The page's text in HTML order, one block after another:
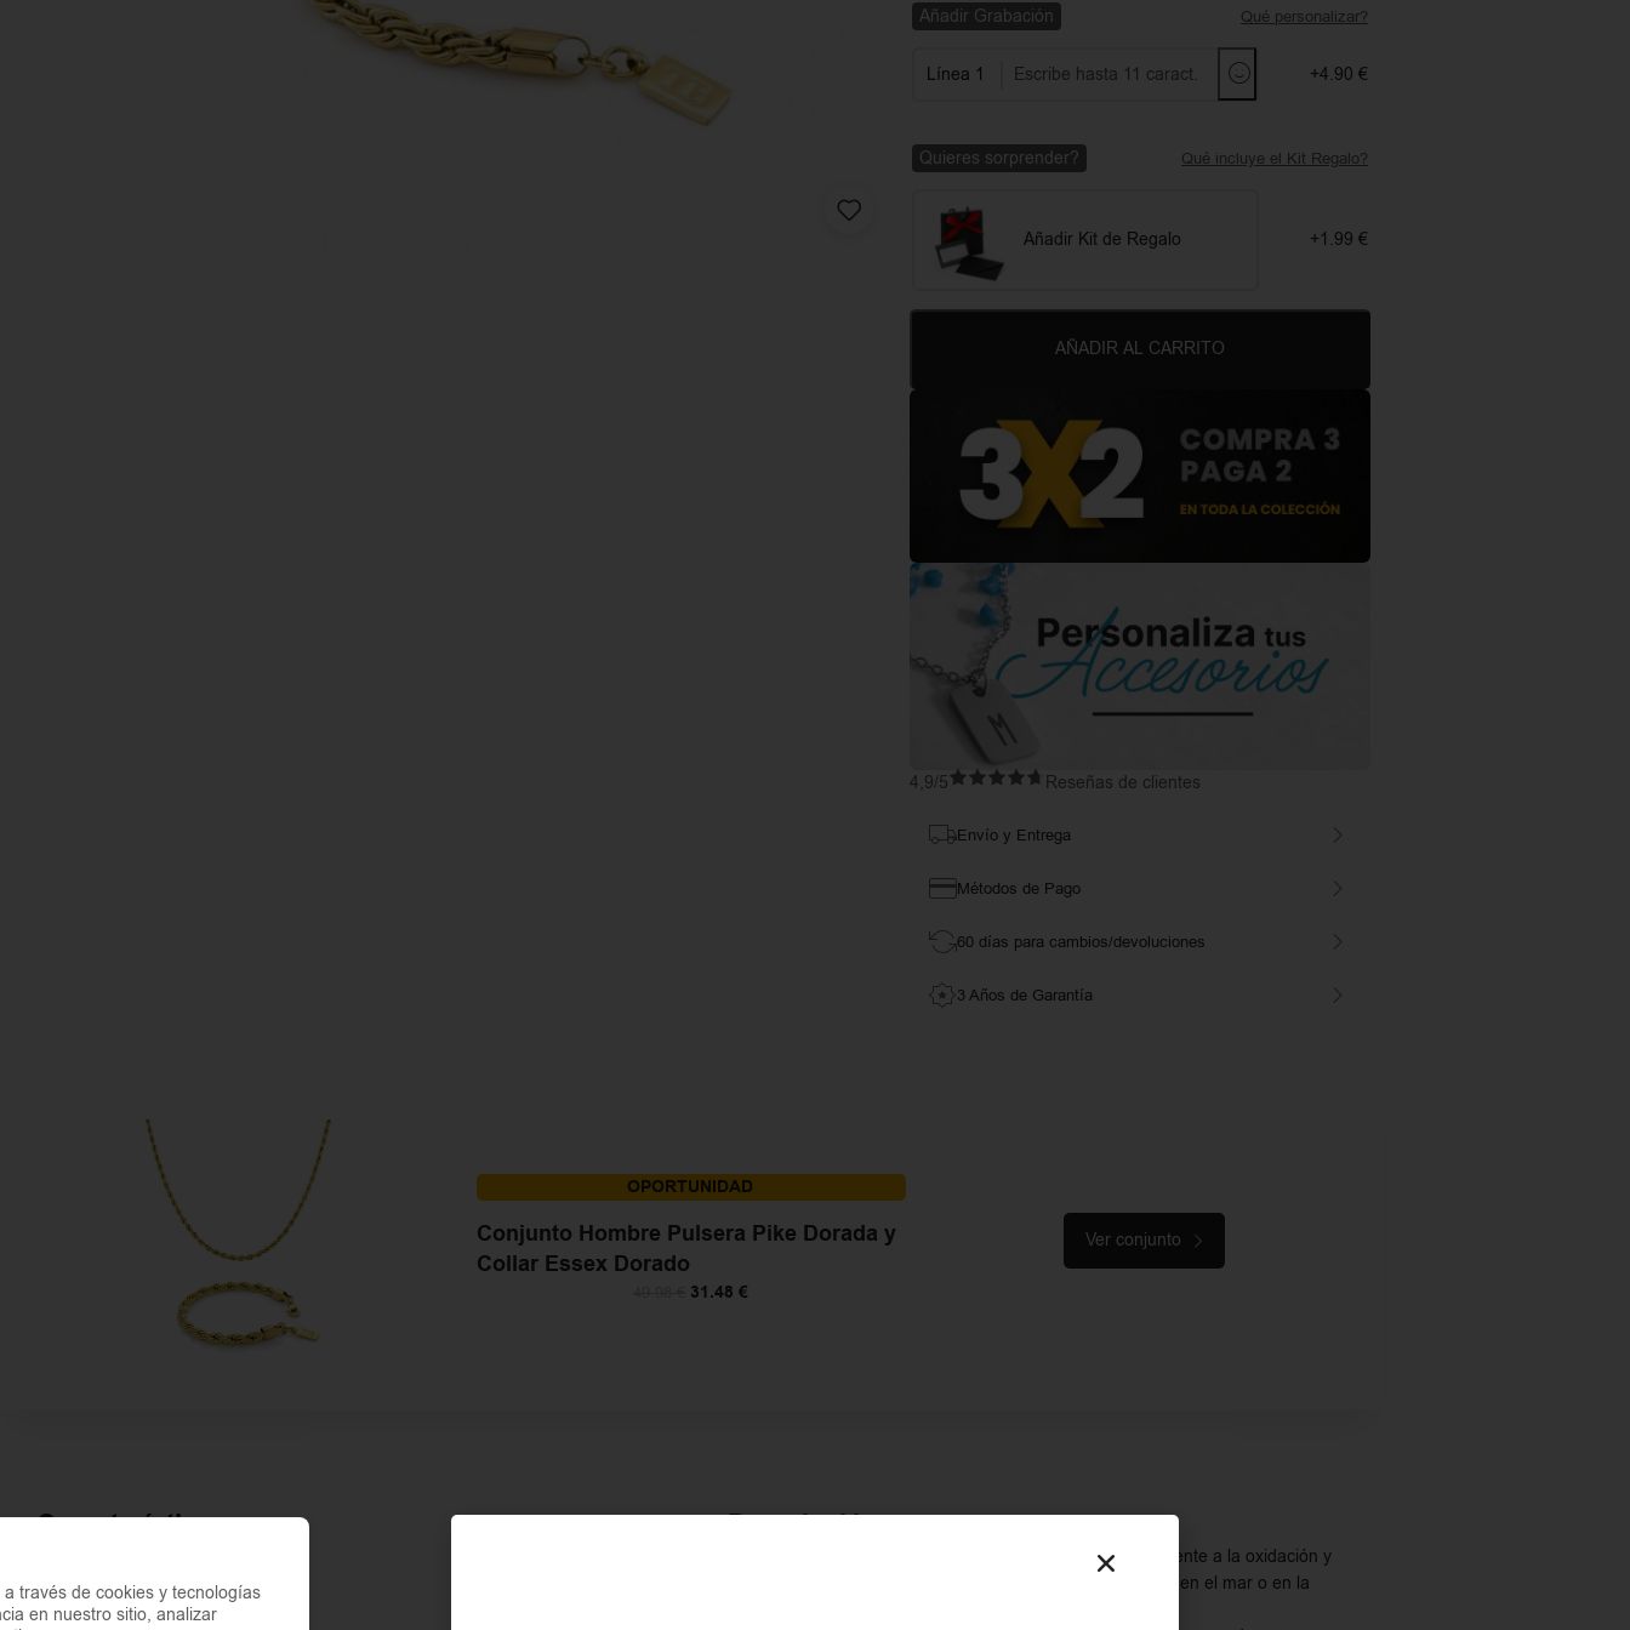
Añadir Grabación Qué personalizar?
Línea 1 +4.90 €
Quieres sorprender? Qué incluye el Kit Regalo?
Añadir Kit de Regalo +1.99 €
AÑADIR AL CARRITO
4,9/5 Reseñas de clientes
Envío y Entrega
Métodos de Pago
60 días para cambios/devoluciones
3 Años de Garantía
OPORTUNIDAD
Conjunto Hombre Pulsera Pike Dorada y
Collar Essex Dorado
31.48€
Ver conjunto
Características
ACABADO
Descripción
acero inoxidable de alta calidad, resistente a la oxidación y
al desgaste, no mancha ni pierde color incluso al bañarse, en el mar o en la
través de cookies y tecnologías
en nuestro sitio, analizar